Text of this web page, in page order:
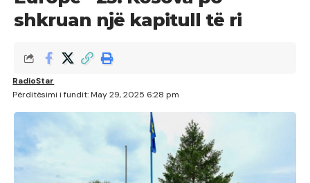
shkruan një kapitull të ri
Përditësimi i fundit: May 29, 2025 6:28 pm
RadioStar